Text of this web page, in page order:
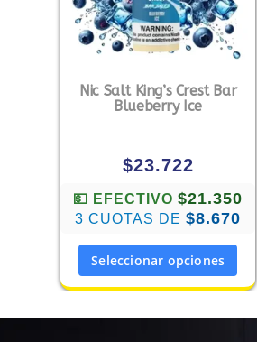
Nic Salt King’s Crest Bar
Blueberry Ice
$23.722
💵 EFECTIVO$21.350
3 CUOTAS DE$8.670
Seleccionar opciones